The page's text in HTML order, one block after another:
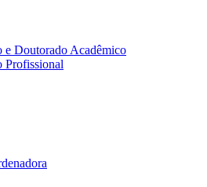
e Doutorado Acadêmico
Profissional